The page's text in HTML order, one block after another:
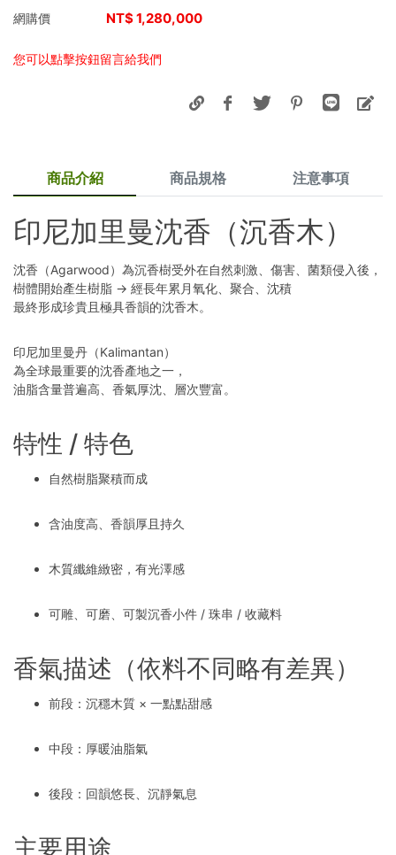
網購價
NT$1,280,000
您可以點擊按鈕留言給我們
商品介紹 商品規格 注意事項
印尼加里曼沈香（沉香木）
沈香（Agarwood）為沉香樹受外在自然刺激、傷害、菌類侵入後，
樹體開始產生樹脂 → 經長年累月氧化、聚合、沈積
最終形成珍貴且極具香韻的沈香木。
印尼加里曼丹（Kalimantan）
為全球最重要的沈香產地之一，
油脂含量普遍高、香氣厚沈、層次豐富。
特性 / 特色
自然樹脂聚積而成
含油度高、香韻厚且持久
木質纖維緻密，有光澤感
可雕、可磨、可製沉香小件 / 珠串 / 收藏料
香氣描述（依料不同略有差異）
前段：沉穩木質 × 一點點甜感
中段：厚暖油脂氣
後段：回韻悠長、沉靜氣息
主要用途